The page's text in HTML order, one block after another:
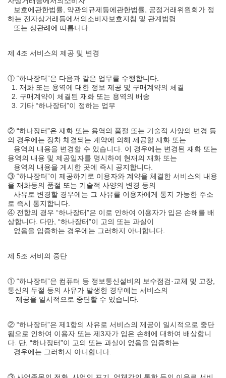
보호에관한법률, 약관의규제등에관한법률, 공정거래위원회가 정
하는 전자상거래등에서의소비자보호지침 및 관계법령
또는 상관례에 따릅니다.
제 4조 서비스의 제공 및 변경
① “하나장터”은 다음과 같은 업무를 수행합니다.
1. 재화 또는 용역에 대한 정보 제공 및 구매계약의 체결
2. 구매계약이 체결된 재화 또는 용역의 배송
3. 기타 “하나장터”이 정하는 업무
② “하나장터”은 재화 또는 용역의 품절 또는 기술적 사양의 변경 등
의 경우에는 장차 체결되는 계약에 의해 제공할 재화 또는
용역의 내용을 변경할 수 있습니다. 이 경우에는 변경된 재화 또는
용역의 내용 및 제공일자를 명시하여 현재의 재화 또는
용역의 내용을 게시한 곳에 즉시 공지합니다.
③ “하나장터”이 제공하기로 이용자와 계약을 체결한 서비스의 내용
을 재화등의 품절 또는 기술적 사양의 변경 등의
사유로 변경할 경우에는 그 사유를 이용자에게 통지 가능한 주소
로 즉시 통지합니다.
④ 전항의 경우 “하나장터”은 이로 인하여 이용자가 입은 손해를 배
상합니다. 다만, “하나장터”이 고의 또는 과실이
없음을 입증하는 경우에는 그러하지 아니합니다.
제 5조 서비의 중단
① “하나장터”은 컴퓨터 등 정보통신설비의 보수점검·교체 및 고장,
통신의 두절 등의 사유가 발생한 경우에는 서비스의
제공을 일시적으로 중단할 수 있습니다.
② “하나장터”은 제1항의 사유로 서비스의 제공이 일시적으로 중단
됨으로 인하여 이용자 또는 제3자가 입은 손해에 대하여 배상합니
다. 단, “하나장터”이 고의 또는 과실이 없음을 입증하는
경우에는 그러하지 아니합니다.